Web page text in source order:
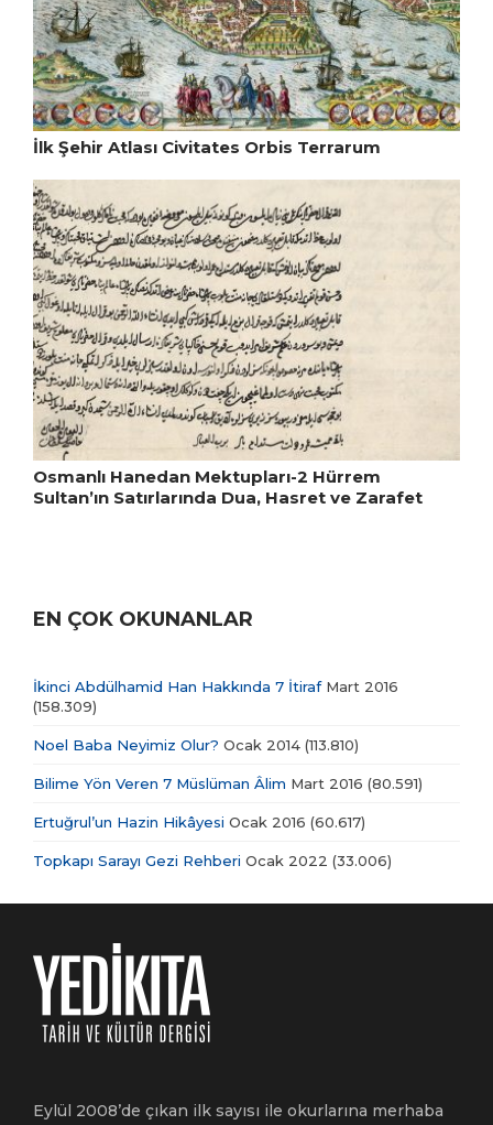
İlk Şehir Atlası Civitates Orbis Terrarum
Osmanlı Hanedan Mektupları-2 Hürrem
Sultan’ın Satırlarında Dua, Hasret ve Zarafet
EN ÇOK OKUNANLAR
İkinci Abdülhamid Han Hakkında 7 İtirafMart 2016
(158.309)
Noel Baba Neyimiz Olur? Ocak 2014 (113.810)
Bilime Yön Veren 7 Müslüman Âlim Mart 2016 (80.591)
Ertuğrul’un Hazin Hikâyesi Ocak 2016 (60.617)
Topkapı Sarayı Gezi Rehberi Ocak 2022 (33.006)
Eylül 2008’de çıkan ilk sayısı ile okurlarına merhaba